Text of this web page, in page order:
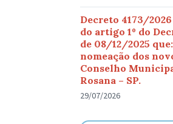
Decreto 4173/
do artigo 1º do
de 08/12/2025
nomeação dos
Conselho
Rosana – SP.
29/07/2026